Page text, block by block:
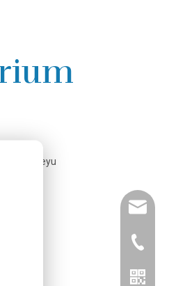
+86-